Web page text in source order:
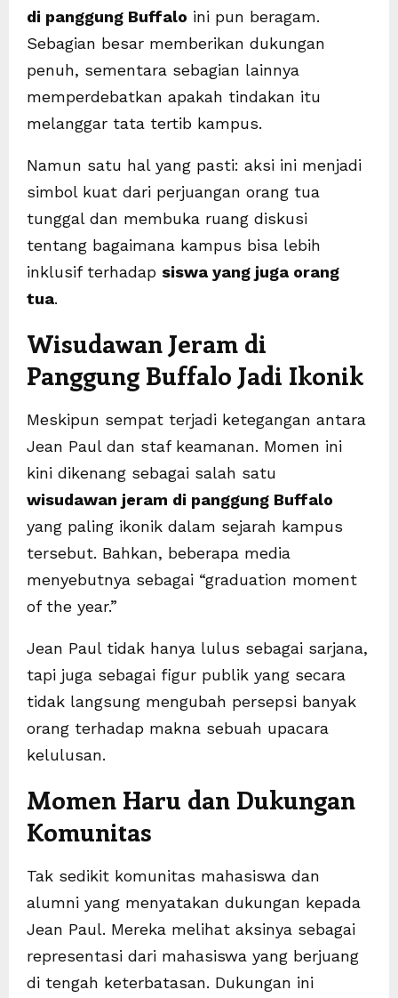
di panggung Buffalo ini pun beragam.
Sebagian besar memberikan dukungan
penuh, sementara sebagian lainnya
memperdebatkan apakah tindakan itu
melanggar tata tertib kampus.
Namun satu hal yang pasti: aksi ini menjadi
simbol kuat dari perjuangan orang tua
tunggal dan membuka ruang diskusi
tentang bagaimana kampus bisa lebih
inklusif terhadap siswa yang juga orang
tua.
Wisudawan Jeram di
Panggung Buffalo Jadi Ikonik
Meskipun sempat terjadi ketegangan antara
Jean Paul dan staf keamanan. Momen ini
kini dikenang sebagai salah satu
wisudawan jeram di panggung Buffalo
yang paling ikonik dalam sejarah kampus
tersebut. Bahkan, beberapa media
menyebutnya sebagai “graduation moment
of the year.”
Jean Paul tidak hanya lulus sebagai sarjana,
tapi juga sebagai figur publik yang secara
tidak langsung mengubah persepsi banyak
orang terhadap makna sebuah upacara
kelulusan.
Momen Haru dan Dukungan
Komunitas
Tak sedikit komunitas mahasiswa dan
alumni yang menyatakan dukungan kepada
Jean Paul. Mereka melihat aksinya sebagai
representasi dari mahasiswa yang berjuang
di tengah keterbatasan. Dukungan ini